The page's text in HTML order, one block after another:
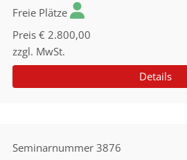
Freie Plätze
Preis € 2.800,00
zzgl. MwSt.
Details
Seminarnummer 3876